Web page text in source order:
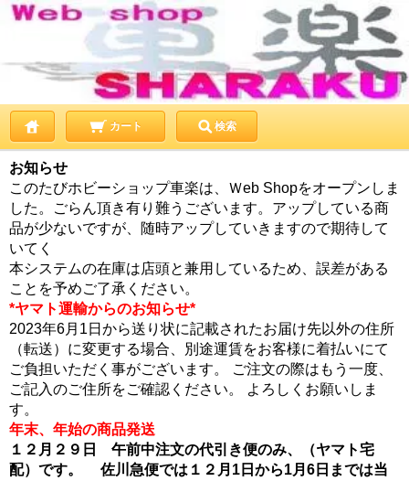
カート 検索
お知らせ
このたびホビーショップ車楽は、Ｗeb Shopをオープンしま
した。ごらん頂き有り難うございます。アップしている商
品が少ないですが、随時アップしていきますので期待して
いてく
本システムの在庫は店頭と兼用しているため、誤差がある
ことを予めご了承ください。
*ヤマト運輸からのお知らせ*
2023年6月1日から送り状に記載されたお届け先以外の住所
（転送）に変更する場合、別途運賃をお客様に着払いにて
ご負担いただく事がございます。 ご注文の際はもう一度、
ご記入のご住所をご確認ください。 よろしくお願いしま
す。
年末、年始の商品発送
１２月２９日 午前中注文の代引き便のみ、（ヤマト宅
配）です。 佐川急便では１２月1日から1月6日までは当